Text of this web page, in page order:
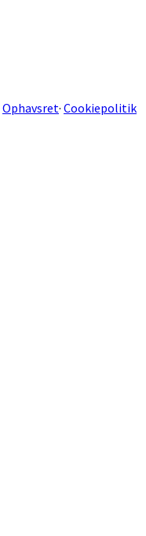
Ophavsret· Cookiepolitik